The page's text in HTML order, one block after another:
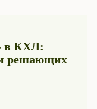
в КХЛ:
решающих